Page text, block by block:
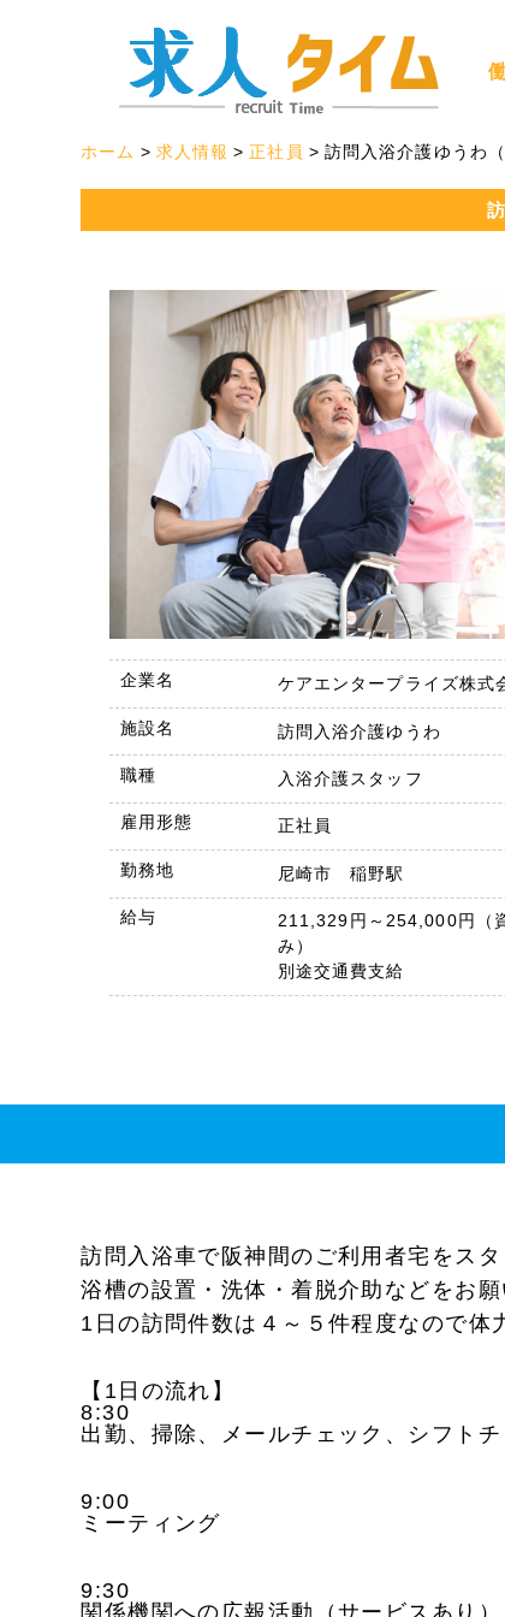
ホーム 求人情報 正社員 訪問入浴介護ゆうわ
企業名 ケアエンタープライズ株式
施設名 訪問入浴介護ゆうわ
職種 入浴介護スタッフ
雇用形態 正社員
勤務地 尼崎市 稲野駅
給与
211,329円～254,000円（
み）
別途交通費支給
訪問入浴車で阪神間のご利用者宅をス
浴槽の設置・洗体・着脱介助などをお願
1日の訪問件数は４～５件程度なので体
【1日の流れ】
8:30
出勤、掃除、メールチェック、シフトチ
9:00
ミーティング
9:30
関係機関への広報活動（サービスあり）